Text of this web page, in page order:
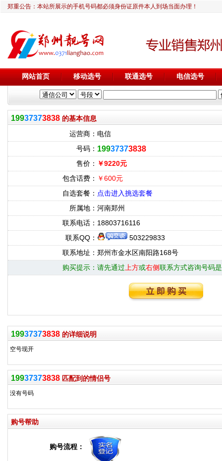
郑重公告：本站所展示的手机号码都必须身份证原件本人到场当面办理！
网站首页 移动选号 联通选号 电信选号
19937373838 的基本信息
运营商： 电信
号码： 19937373838
售价： ￥9220元
包含话费： ￥600元
自选套餐： 点击进入挑选套餐
所属地： 河南郑州
联系电话： 18803716116
联系QQ：
503229833
联系地址： 郑州市金水区南阳路168号
购买提示： 请先通过 上方或右侧联系方式咨询号码
19937373838 的详细说明
空号现开
19937373838 匹配到的情侣号
没有号码
购号帮助
购号流程：